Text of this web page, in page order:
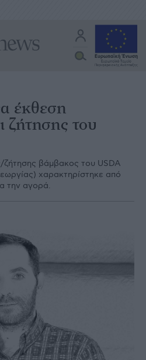
έκθεση
ζήτησης του
βάμβακος του USDA
χαρακτηρίστηκε από
την αγορά.